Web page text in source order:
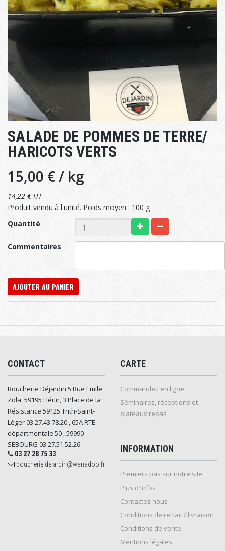
SALADE DE POMMES DE TERRE/
HARICOTS VERTS
15,00 €/ kg
14,22 € HT
Produit vendu à l'unité. Poids moyen : 100 g
Quantité
Commentaires
AJOUTER AU PANIER
CONTACT
Boucherie Déjardin 5 Rue Emile
Zola, 59195 Hérin, 3 Place de la
Résistance 59125 Trith-Saint-
Léger 03.27.43.78.20 , 65A RTE
départmentale 50 , 59990
SEBOURG 03.27.51.52.26
03 27 28 75 33
boucherie.dejardin@wanadoo.fr
CARTE
Commandez en ligne
Séminaires, réceptions et
plateaux repas
INFORMATION
Premiers pas sur notre site
Plus d'infos
Contactez nous
Conditions de retrait / livraison
Conditions de vente
Mentions légales